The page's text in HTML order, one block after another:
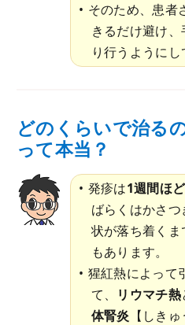
そのため、患者
きるだけ避け
り行うようにし
どのくらいで治る
って本当？
発疹は1週間ほど
ばらくはかさ
状が落ち着くま
もあります。
猩紅熱によって
て、
リウマチ熱
体腎炎 【しき